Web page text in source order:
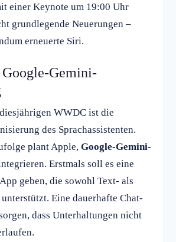
einer Keynote um 19:00 Uhr
grundlegende Neuerungen –
erneuerte Siri.
Gemini-
WWDC ist die
des Sprachassistenten.
plant Apple, Google-Gemini-
Erstmals soll es eine
geben, die sowohl Text- als
Eine dauerhafte Chat-
dass Unterhaltungen nicht